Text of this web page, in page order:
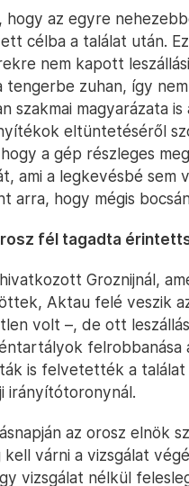
az egyre
célba a találat után.
nem kapott
zuhan, így
szakmai magyarázata
eltüntetéséről
a gép részleges
ami a legkevésbé sem
arra, hogy mégis
fél tagadta
Groznijnál,
Aktau felé veszik
volt –, de ott
felrobbanása
is felvetették a találat
irányítótoronynál.
az orosz elnök
várni a vizsgálat
vizsgálat nélkül